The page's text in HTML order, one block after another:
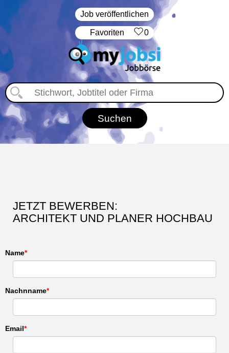
Job veröffentlichen
‏Favoriten 0
JETZT BEWERBEN:
ARCHITEKT UND PLANER HOCHBAU
Name
Nachnname
Email